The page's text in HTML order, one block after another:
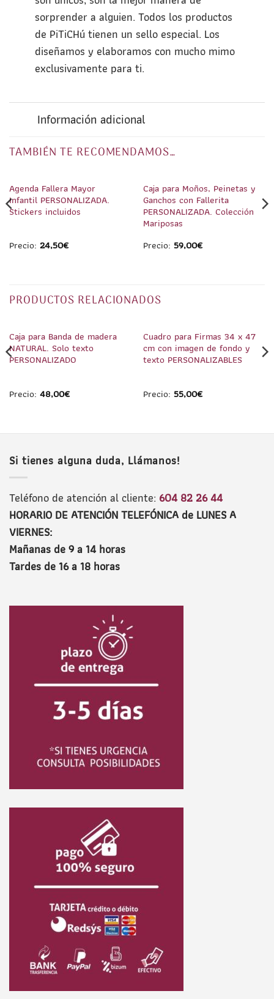
sorprender a alguien. Todos los productos
de PiTiCHú tienen un sello especial. Los
diseñamos y elaboramos con mucho mimo
exclusivamente para ti.
Información adicional
TAMBIÉN TE RECOMENDAMOS…
Agenda Fallera Mayor
Infantil PERSONALIZADA.
Stickers incluidos
Precio: 24,50€
Caja para Moños, Peinetas y
Ganchos con Fallerita
PERSONALIZADA. Colección
Mariposas
Precio: 59,00€
PRODUCTOS RELACIONADOS
Caja para Banda de madera
NATURAL. Solo texto
PERSONALIZADO
Precio: 48,00€
Cuadro para Firmas 34 x 47
cm con imagen de fondo y
texto PERSONALIZABLES
Precio: 55,00€
Si tienes alguna duda, Llámanos!
Teléfono de atención al cliente: 604 82 26 44
HORARIO DE ATENCIÓN TELEFÓNICA de LUNES A
VIERNES:
Mañanas de 9 a 14 horas
Tardes de 16 a 18 horas